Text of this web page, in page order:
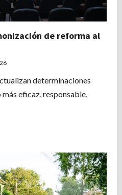
de reforma al
determinaciones
eficaz, responsable,